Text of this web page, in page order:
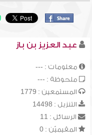
عبد العزيز بن باز
معلومات : ---
ملحوظة : ---
المستمعين : 1779
التنزيل : 14498
الرسائل : 11
المقيميّن : 0